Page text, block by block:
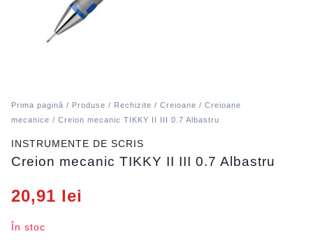
Prima pagină / Produse / Rechizite / Creioane / Creioane
mecanice / Creion mecanic TIKKY II III 0.7 Albastru
INSTRUMENTE DE SCRIS
Creion mecanic TIKKY II III 0.7 Albastru
20,91 lei
În stoc